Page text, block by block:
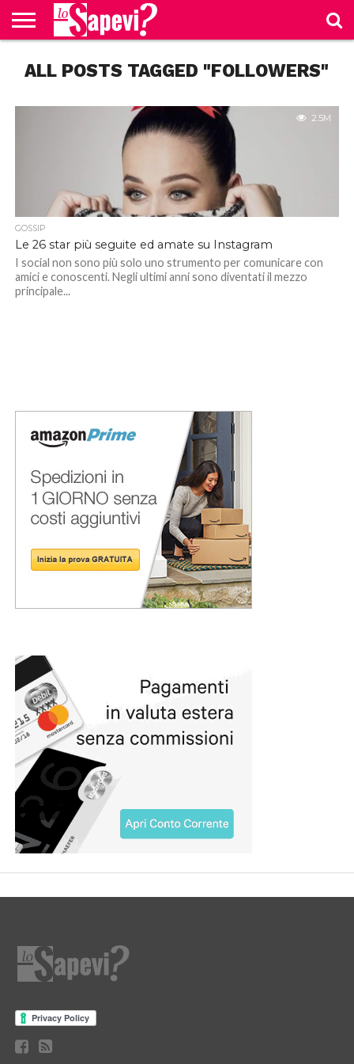
BENESSERE
GOSSIP
PRODOTTI
AMAZON
NEWS
CASA E
CUCINA
ALL POSTS TAGGED "FOLLOWERS"
2.5M
GOSSIP
Le 26 star più seguite ed amate su Instagram
I social non sono più solo uno strumento per comunicare con
amici e conoscenti. Negli ultimi anni sono diventati il mezzo
principale...